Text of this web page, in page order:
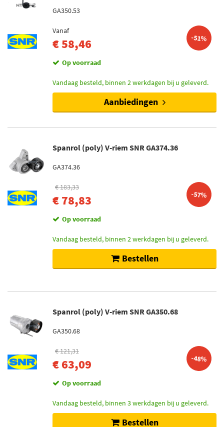
GA350.53
Vanaf
€ 58,46 -51%
Op voorraad
Vandaag besteld, binnen 2 werkdagen bij u geleverd.
Aanbiedingen
Spanrol (poly) V-riem SNR GA374.36
GA374.36
€ 183,33
€ 78,83 -57%
Op voorraad
Vandaag besteld, binnen 2 werkdagen bij u geleverd.
Bestellen
Spanrol (poly) V-riem SNR GA350.68
GA350.68
€ 121,31
€ 63,09 -48%
Op voorraad
Vandaag besteld, binnen 3 werkdagen bij u geleverd.
Bestellen